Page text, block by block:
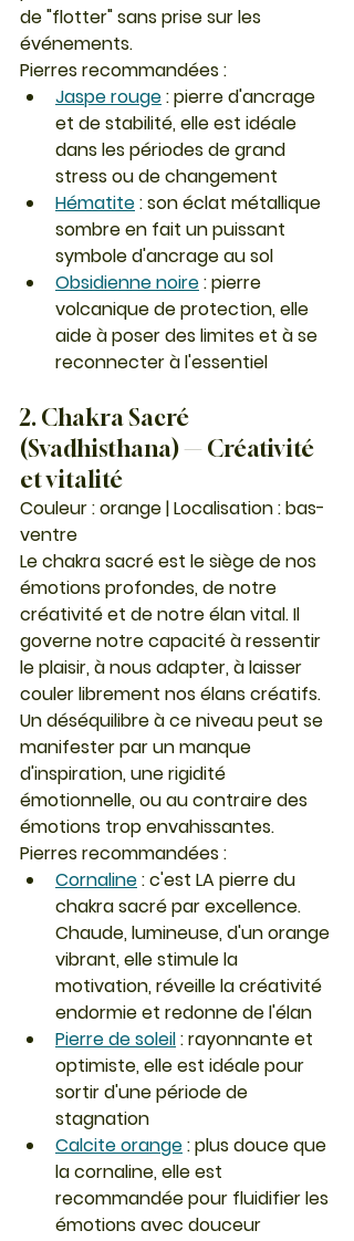
de "flotter" sans prise sur les
événements.
Pierres recommandées :
Jaspe rouge : pierre d'ancrage
et de stabilité, elle est idéale
dans les périodes de grand
stress ou de changement
Hématite : son éclat métallique
sombre en fait un puissant
symbole d'ancrage au sol
Obsidienne noire : pierre
volcanique de protection, elle
aide à poser des limites et à se
reconnecter à l'essentiel
2. Chakra Sacré
(Svadhisthana) — Créativité
et vitalité
Couleur : orange | Localisation : bas-
ventre
Le chakra sacré est le siège de nos
émotions profondes, de notre
créativité et de notre élan vital. Il
governe notre capacité à ressentir
le plaisir, à nous adapter, à laisser
couler librement nos élans créatifs.
Un déséquilibre à ce niveau peut se
manifester par un manque
d'inspiration, une rigidité
émotionnelle, ou au contraire des
émotions trop envahissantes.
Pierres recommandées :
Cornaline : c'est LA pierre du
chakra sacré par excellence.
Chaude, lumineuse, d'un orange
vibrant, elle stimule la
motivation, réveille la créativité
endormie et redonne de l'élan
Pierre de soleil : rayonnante et
optimiste, elle est idéale pour
sortir d'une période de
stagnation
Calcite orange : plus douce que
la cornaline, elle est
recommandée pour fluidifier les
émotions avec douceur